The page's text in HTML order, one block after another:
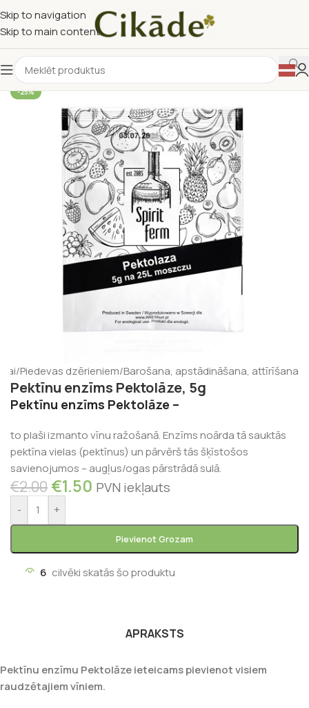
Skip to navigation
Skip to main content
-25%
/Piedevas dzērieniem/Barošana, apstādināšana, attīrīšana
Pektīnu enzīms Pektolāze, 5g
Pektīnu enzīms Pektolāze –
to plaši izmanto vīnu ražošanā. Enzīms noārda tā sauktās
pektīna vielas (pektīnus) un pārvērš tās šķīstošos
savienojumos – augļus/ogas pārstrādā sulā.
€2.00 €1.50 PVN iekļauts
- +
Pievienot Grozam
6 cilvēki skatās šo produktu
APRAKSTS
Pektīnu enzīmu Pektolāze ieteicams pievienot visiem
raudzētajiem vīniem.